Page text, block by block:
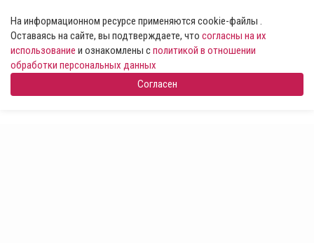
На информационном ресурсе применяются cookie-файлы .
Оставаясь на сайте, вы подтверждаете, что согласны на их
использование и ознакомлены сполитикой в отношении
обработки персональных данных
Согласен